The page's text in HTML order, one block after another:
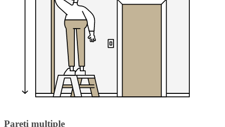
Pareti multiple